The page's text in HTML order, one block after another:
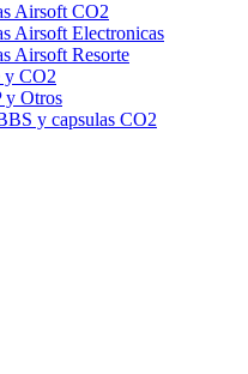
Airsoft CO2
Airsoft Electronicas
Airsoft Resorte
y CO2
y Otros
y capsulas CO2